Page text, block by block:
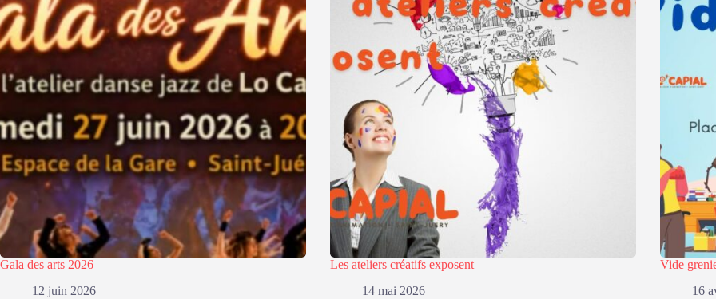
Gala des arts 2026
12 juin 2026
Les ateliers créatifs exposent
14 mai 2026
Vide
16